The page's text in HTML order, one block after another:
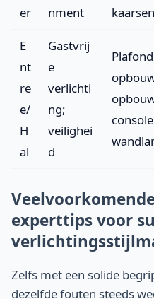
er
nment
E
nt
re
e/
H
al
Gastvrij
e
verlichti
ng;
veilighei
d
Plafond
experttips voor
Zelfs met een solide
dezelfde fouten steeds